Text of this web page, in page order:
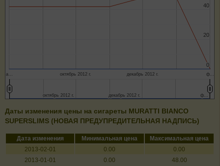
а… октябрь 2012 г. декабрь 2012 г. ф…
0
0
20
20
40
40
октябрь 2012 г.
октябрь 2012 г. декабрь 2012 г.
декабрь 2012 г. ф…
ф…
Даты изменения цены на сигареты MURATTI BIANCO
SUPERSLIMS (НОВАЯ ПРЕДУПРЕДИТЕЛЬНАЯ НАДПИСЬ)
Дата изменения Минимальная цена
Максимальная цена
2013-02-01
0.00
0.00
2013-01-01
0.00
48.00